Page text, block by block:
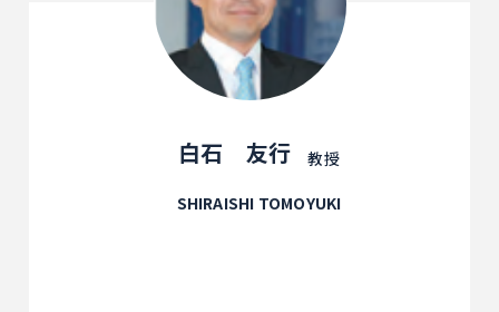
白石 友行
教授
SHIRAISHI TOMOYUKI